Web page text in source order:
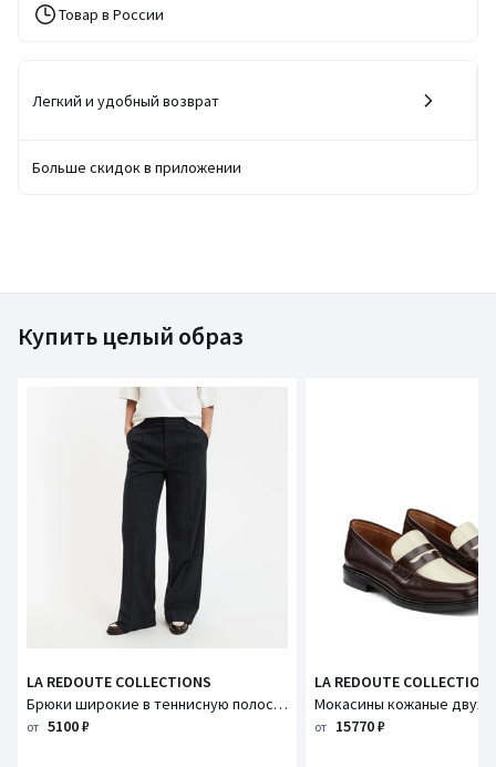
Товар в России
Легкий и удобный возврат
Больше скидок в приложении
Купить целый образ
LA REDOUTE COLLECTIONS
Брюки широкие в теннисную полоску
от 5100 ₽
LA REDOUTE
от 15770 ₽